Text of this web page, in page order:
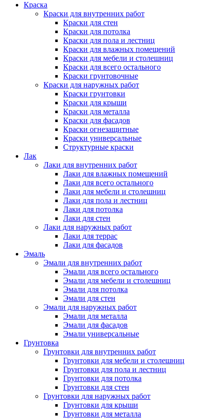
Краска
Краски для внутренних работ
Краски для стен
Краски для потолка
Краски для пола и лестниц
Краски для влажных помещений
Краски для мебели и столешниц
Краски для всего остального
Краски грунтовочные
Краски для наружных работ
Краски грунтовки
Краски для крыши
Краски для металла
Краски для фасадов
Краски огнезащитные
Краски универсальные
Структурные краски
Лак
Лаки для внутренних работ
Лаки для влажных помещений
Лаки для всего остального
Лаки для мебели и столешниц
Лаки для пола и лестниц
Лаки для потолка
Лаки для стен
Лаки для наружных работ
Лаки для террас
Лаки для фасадов
Эмаль
Эмали для внутренних работ
Эмали для всего остального
Эмали для мебели и столешниц
Эмали для потолка
Эмали для стен
Эмали для наружных работ
Эмали для металла
Эмали для фасадов
Эмали универсальные
Грунтовка
Грунтовки для внутренних работ
Грунтовки для мебели и столешниц
Грунтовки для пола и лестниц
Грунтовки для потолка
Грунтовки для стен
Грунтовки для наружных работ
Грунтовки для крыши
Грунтовки для металла